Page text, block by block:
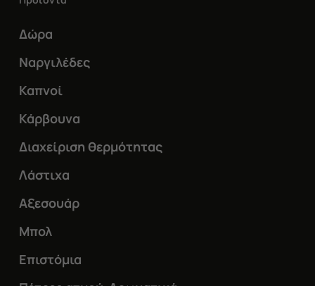
Δώρα
Ναργιλέδες
Καπνοί
Κάρβουνα
Διαχείριση θερμότητας
Λάστιχα
Αξεσουάρ
Μπολ
Επιστόμια